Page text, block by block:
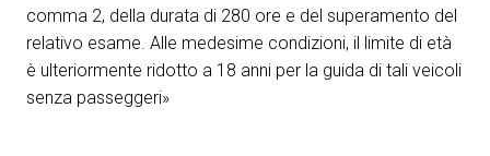
comma 2, della durata di 280 ore e del superamento del
relativo esame. Alle medesime condizioni, il limite di età
è ulteriormente ridotto a 18 anni per la guida di tali veicoli
senza passeggeri»